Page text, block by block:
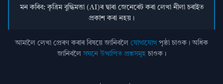
মন কৰিব: কৃত্ৰিম বুদ্ধিমত্তা (AI)ৰ দ্বাৰা জেনেৰেট কৰা লেখা নীলা চৰাইত
প্ৰকাশ কৰা নহয়।
আমালৈ লেখা প্ৰেৰণ কৰাৰ বিষয়ে জানিবলৈ যোগাযোগ পৃষ্ঠা চাওক। অধিক
জানিবলৈসঘনে উত্থাপিত প্ৰশ্নসমূহচাওক।